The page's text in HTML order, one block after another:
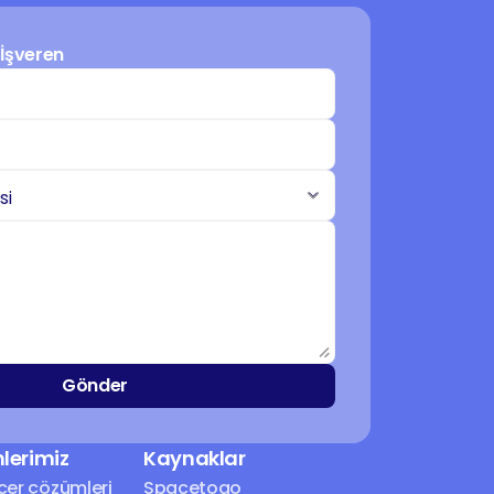
İşveren
Gönder
çözümleri
Kaynaklar
Spacetogo